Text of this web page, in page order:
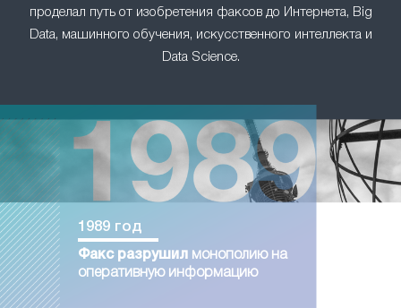
проделал путь от изобретения факсов до Интернета, Big
Data, машинного обучения, искусственного интеллекта и
Data Science.
1989 год
Факс разрушил
монополию на
оперативную информацию